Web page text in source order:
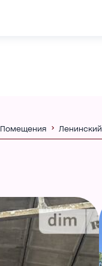
Помещения Ленинский